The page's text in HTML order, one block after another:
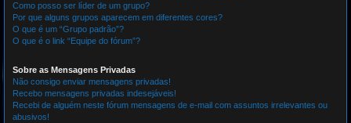
Como posso ser líder de um grupo?
Por que alguns grupos aparecem em diferentes cores?
O que é um “Grupo padrão”?
O que é o link “Equipe do fórum”?
Sobre as Mensagens Privadas
Não consigo enviar mensagens privadas!
Recebo mensagens privadas indesejáveis!
Recebi de alguém neste fórum mensagens de e-mail com assuntos irrelevantes ou
abusivos!